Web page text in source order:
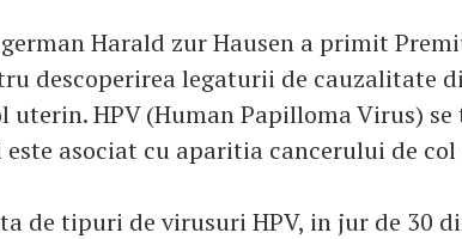
Harald zur Hausen a primit
descoperirea legaturii de cauzalitate
uterin. HPV (Human Papilloma Virus)
asociat cu aparitia cancerului de
de tipuri de virusuri HPV, in jur de 30